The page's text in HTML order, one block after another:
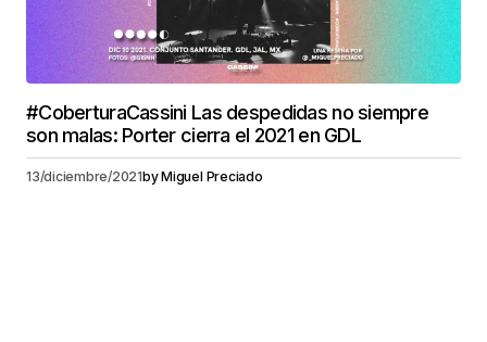
#CoberturaCassini Las despedidas no siempre
son malas: Porter cierra el 2021 en GDL
13/diciembre/2021byMiguel Preciado